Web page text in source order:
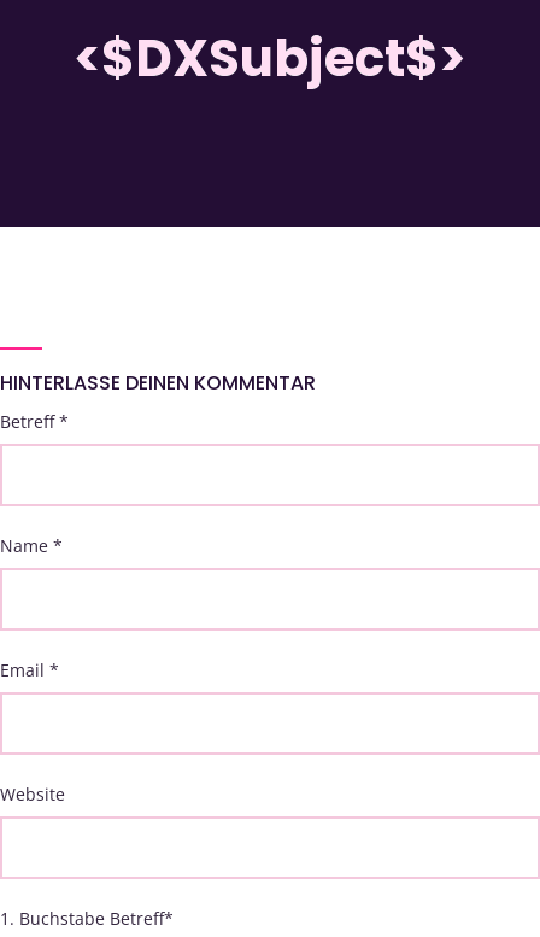
<$DXSubject$>
HINTERLASSE DEINEN KOMMENTAR
Betreff*
Name *
Email *
Website
1. Buchstabe Betreff*